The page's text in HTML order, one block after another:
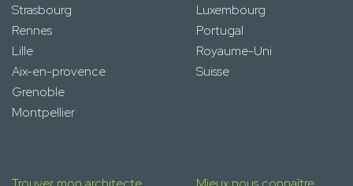
Strasbourg
Rennes
Lille
Aix-en-provence
Grenoble
Montpellier
Luxembourg
Portugal
Royaume-Uni
Suisse